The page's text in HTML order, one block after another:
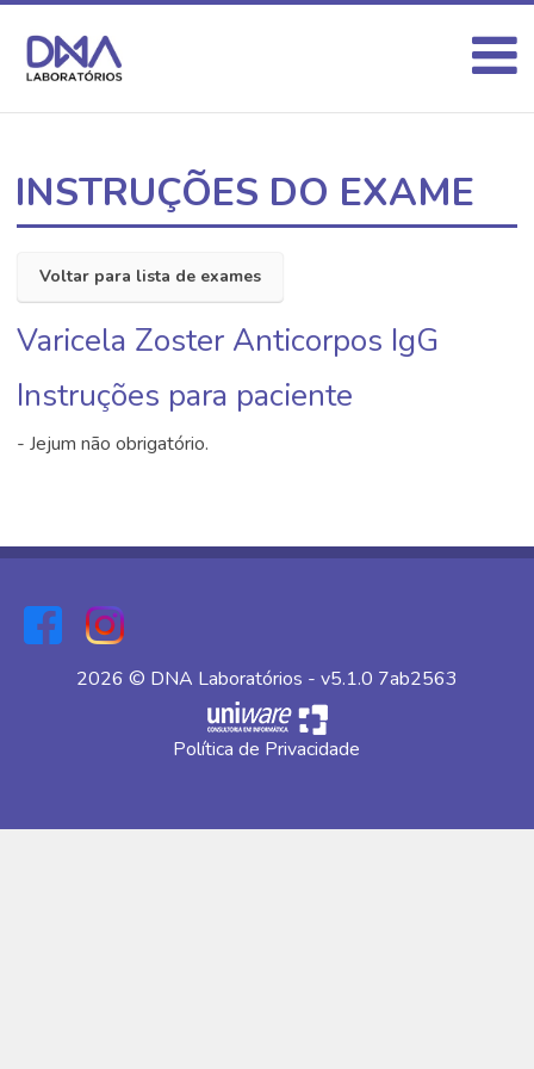
INSTRUÇÕES DO EXAME
Voltar para lista de exames
Varicela Zoster Anticorpos IgG
Instruções para paciente
- Jejum não obrigatório.
2026 © DNA Laboratórios - v5.1.0 7ab2563
Política de Privacidade